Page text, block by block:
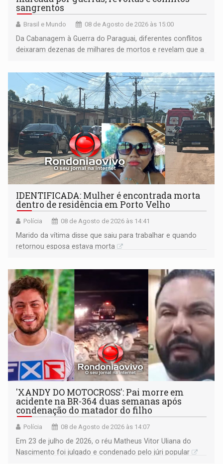
sangrentos
Brasil e Mundo 08 de Agosto de 2026 às 15:00
Da Cabanagem à Guerra do Paraguai, diferentes conflitos
deixaram dezenas de milhares de mortos e revelam que a
territoriais e sociais
IDENTIFICADA: Mulher é encontrada morta
dentro de residência em Porto Velho
Polícia 08 de Agosto de 2026 às 14:41
Marido da vítima disse que saiu para trabalhar e quando
retornou esposa estava morta
'XANDY DO MOTOCROSS': Pai morre em
acidente na BR-364 duas semanas após
condenação do matador do filho
Polícia 08 de Agosto de 2026 às 14:07
Em 23 de julho de 2026, o réu Matheus Vitor Uliana do
Nascimento foi julgado e condenado pelo júri popular